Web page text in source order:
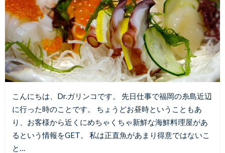
こんにちは、Dr.ガリンコです。 先日仕事で福岡の糸島近辺
に行った時のことです。 ちょうどお昼時ということもあ
り、お客様から近くにめちゃくちゃ新鮮な海鮮料理屋があ
るという情報をGET。 私は正直魚があまり得意ではないこ
と…